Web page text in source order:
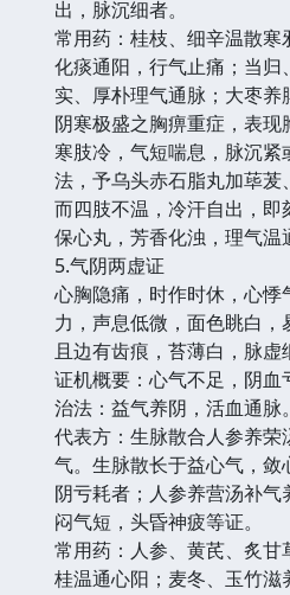
出，脉沉细者。
常用药：桂枝、细辛温散
化痰通阳，行气止痛；当
实、厚朴理气通脉；大枣养
阴寒极盛之胸痹重症，表
寒肢冷，气短喘息，脉沉
法，予乌头赤石脂丸加荜
而四肢不温，冷汗自出，
保心丸，芳香化浊，理气温
5.气阴两虚证
心胸隐痛，时作时休，心
力，声息低微，面色眺白
且边有齿痕，苔薄白，脉虚
证机概要：心气不足，阴血
治法：益气养阴，活血通脉。
代表方：生脉散合人参养
气。生脉散长于益心气，
阴亏耗者；人参养营汤补
闷气短，头昏神疲等证。
常用药：人参、黄芪、炙
桂温通心阳；麦冬、玉竹滋